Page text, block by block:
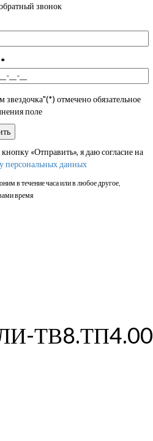
звонок
*
звездочка"(*) отмечено обязательное
поле
«Отправить», я даю согласие на
персональных данных
в течение часа или в любое другое,
время
ЛИ-ТВ8.ТП4.00